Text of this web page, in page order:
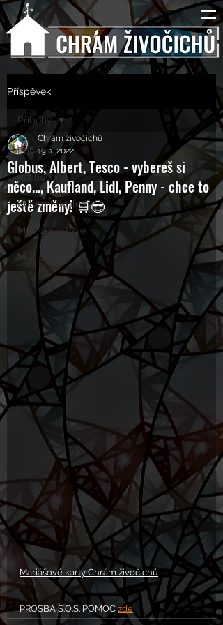
Příspěvek
Příběhy
Rozhovory
Kulturní pohledy
Mučící nástroje
Mučící lidé
Příběhy
Globus, Albert, Tesco - vybereš si
něco..., Kaufland, Lidl, Penny - chce to
ještě změny! 🛒😎
Chrám živočichů
19. 1. 2022
Mariášové karty Chrám živočichů
PROSBA S.O.S. POMOC zde